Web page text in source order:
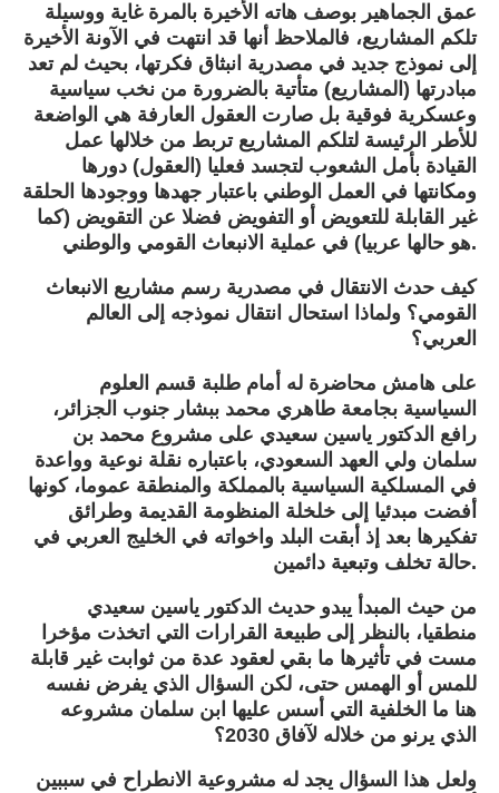
عمق الجماهير بوصف هاته الأخيرة بالمرة غاية ووسيلة
تلكم المشاريع، فالملاحظ أنها قد انتهت في الآونة الأخيرة
إلى نموذج جديد في مصدرية انبثاق فكرتها، بحيث لم تعد
مبادرتها (المشاريع) متأتية بالضرورة من نخب سياسية
وعسكرية فوقية بل صارت العقول العارفة هي الواضعة
للأطر الرئيسة لتلكم المشاريع تربط من خلالها عمل
القيادة بأمل الشعوب لتجسد فعليا (العقول) دورها
ومكانتها في العمل الوطني باعتبار جهدها ووجودها الحلقة
غير القابلة للتعويض أو التفويض فضلا عن التقويض (كما
هو حالها عربيا) في عملية الانبعاث القومي والوطني.
كيف حدث الانتقال في مصدرية رسم مشاريع الانبعاث
القومي؟ ولماذا استحال انتقال نموذجه إلى العالم
العربي؟
على هامش محاضرة له أمام طلبة قسم العلوم
السياسية بجامعة طاهري محمد ببشار جنوب الجزائر،
رافع الدكتور ياسين سعيدي على مشروع محمد بن
سلمان ولي العهد السعودي، باعتباره نقلة نوعية وواعدة
في المسلكية السياسية بالمملكة والمنطقة عموما، كونها
أفضت مبدئيا إلى خلخلة المنظومة القديمة وطرائق
تفكيرها بعد إذ أبقت البلد واخواته في الخليج العربي في
حالة تخلف وتبعية دائمين.
من حيث المبدأ يبدو حديث الدكتور ياسين سعيدي
منطقيا، بالنظر إلى طبيعة القرارات التي اتخذت مؤخرا
مست في تأثيرها ما بقي لعقود عدة من ثوابت غير قابلة
للمس أو الهمس حتى، لكن السؤال الذي يفرض نفسه
هنا ما الخلفية التي أسس عليها ابن سلمان مشروعه
الذي يرنو من خلاله لآفاق 2030؟
ولعل هذا السؤال يجد له مشروعية الانطراح في سببين